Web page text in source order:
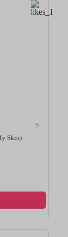
5
Skin)